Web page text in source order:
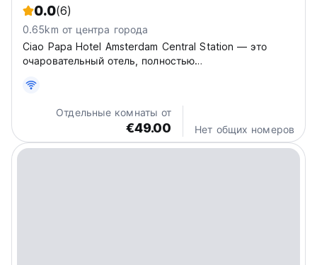
0.0(6)
0.65km от центра города
Ciao Papa Hotel Amsterdam Central Station — это
очаровательный отель, полностью
комфорта проживания.
Отдельные комнаты от
€49.00 Нет общих номеров